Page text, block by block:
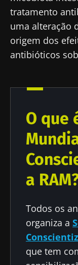
tratamento
uma alteração
origem dos
antibióticos
O que
a
Todos os
organiza a
que tem